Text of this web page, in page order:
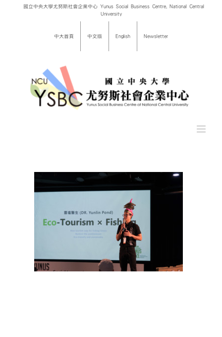
國立中央大學尤努斯社會企業中心 Yunus Social Business Centre, National Central
University
中大首頁 中文版 English Newsletter